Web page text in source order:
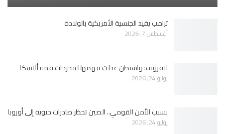
ترامب يقيد الجنسية الأمريكية بالولادة
أغسطس 7, 2026
لافروف: واشنطن عدلت فهمها لمخرجات قمة ألاسكا
يوليو 24, 2026
بسبب الأمن القومي.. الصين تحظر صادرات حيوية إلى أوروبا
يوليو 24, 2026